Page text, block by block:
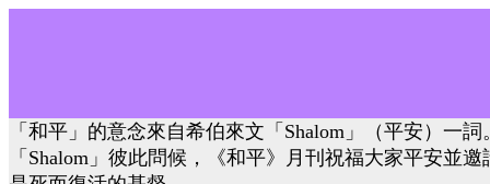
「和平」的意念來自希伯來文「Shalom」（平安）一
「Shalom」彼此問候，《和平》月刊祝福大家平安並